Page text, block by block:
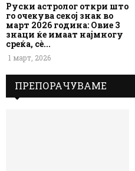
Руски астролог откри што
го очекува секој знак во
март 2026 година: Овие 3
знаци ќе имаат најмногу
среќа, сè...
1 март, 2026
ПРЕПОРАЧУВАМЕ